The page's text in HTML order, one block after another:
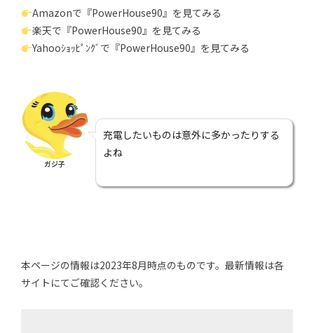
Amazonで『PowerHouse90』を見てみる
楽天で『PowerHouse90』を見てみる
Yahooｼｮｯﾋﾟﾝｸﾞで『PowerHouse90』を見てみる
ガジ子
充電したいものは意外に多かったりする
よね
本ページの情報は2023年8月時点のものです。最新情報は各
サイトにてご確認ください。